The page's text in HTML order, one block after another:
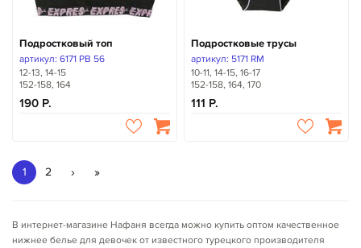
Подростковый топ
артикул: 6171 PB 56
12-13, 14-15
152-158, 164
190
Подростковые трусы
артикул: 5171 RM
10-11, 14-15, 16-17
152-158, 164, 170
111
1 2 › »
В интернет-магазине Нафаня всегда можно купить оптом качественное
нижнее белье для девочек от известного турецкого производителя